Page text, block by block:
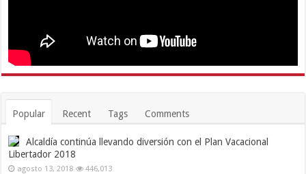
Popular Recent Tags Comments
Alcaldía continúa llevando diversión con el Plan Vacacional
Libertador 2018
agosto 13, 2018 446,013